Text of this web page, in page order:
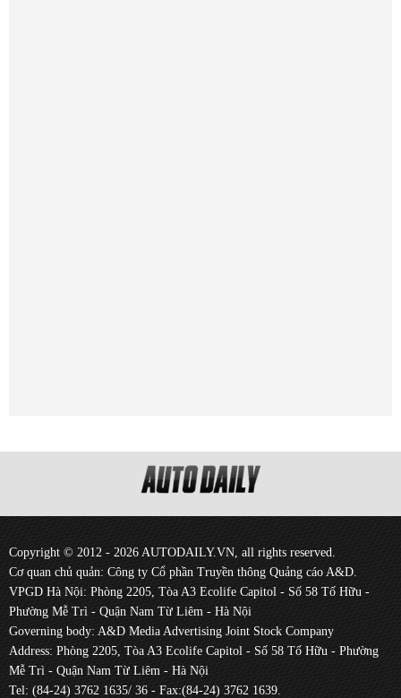
Copyright © 2012 - 2026 AUTODAILY.VN, all rights reserved.
Cơ quan chủ quản: Công ty Cổ phần Truyền thông Quảng cáo A&D.
VPGD Hà Nội: Phòng 2205, Tòa A3 Ecolife Capitol - Số 58 Tố Hữu -
Phường Mễ Trì - Quận Nam Từ Liêm - Hà Nội
Governing body: A&D Media Advertising Joint Stock Company
Address: Phòng 2205, Tòa A3 Ecolife Capitol - Số 58 Tố Hữu - Phường
Mễ Trì - Quận Nam Từ Liêm - Hà Nội
Tel: (84-24) 3762 1635/ 36 - Fax:(84-24) 3762 1639.